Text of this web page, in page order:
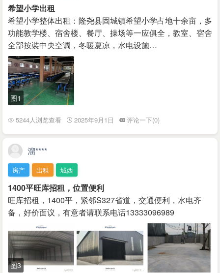
希望小学出租
希望小学整体出租：隆尧县固城镇希望小学占地十余亩，多
功能教学楼、宿舍楼、餐厅、操场等一应俱全，教室、宿舍
全部按裝中央空调，冬暖夏凉，水电设施…
图1
5244人浏览查看 2025年9月1日 评论一下(0)
溜****
房产 出租 城西
1400平旺库招租，位置便利
旺库招租，1400平，紧邻S327省道，交通便利，水电齐
备，好价面议，有意者请联系电话13333096989
图3